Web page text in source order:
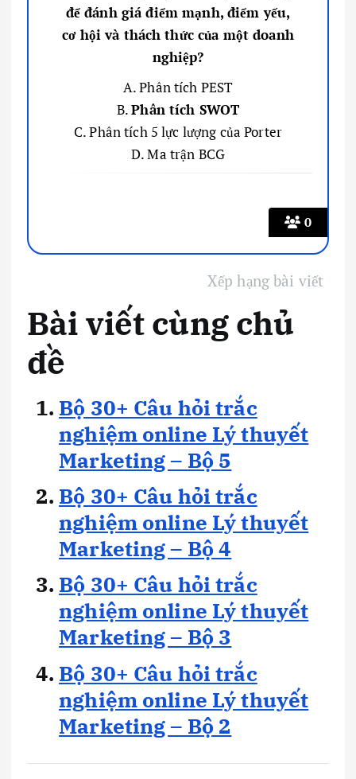
0
để đánh giá điểm mạnh, điểm yếu,
cơ hội và thách thức của một doanh
nghiệp?
A. Phân tích PEST
B.Phân tích SWOT
C. Phân tích 5 lực lượng của Porter
D. Ma trận BCG
Xếp hạng bài viết
Bài viết cùng chủ
đề
Bộ 30+ Câu hỏi trắc
nghiệm online Lý thuyết
Marketing – Bộ 5
Bộ 30+ Câu hỏi trắc
nghiệm online Lý thuyết
Marketing – Bộ 4
Bộ 30+ Câu hỏi trắc
nghiệm online Lý thuyết
Marketing – Bộ 3
Bộ 30+ Câu hỏi trắc
nghiệm online Lý thuyết
Marketing – Bộ 2